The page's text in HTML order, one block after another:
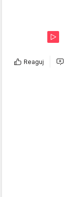
Reaguj